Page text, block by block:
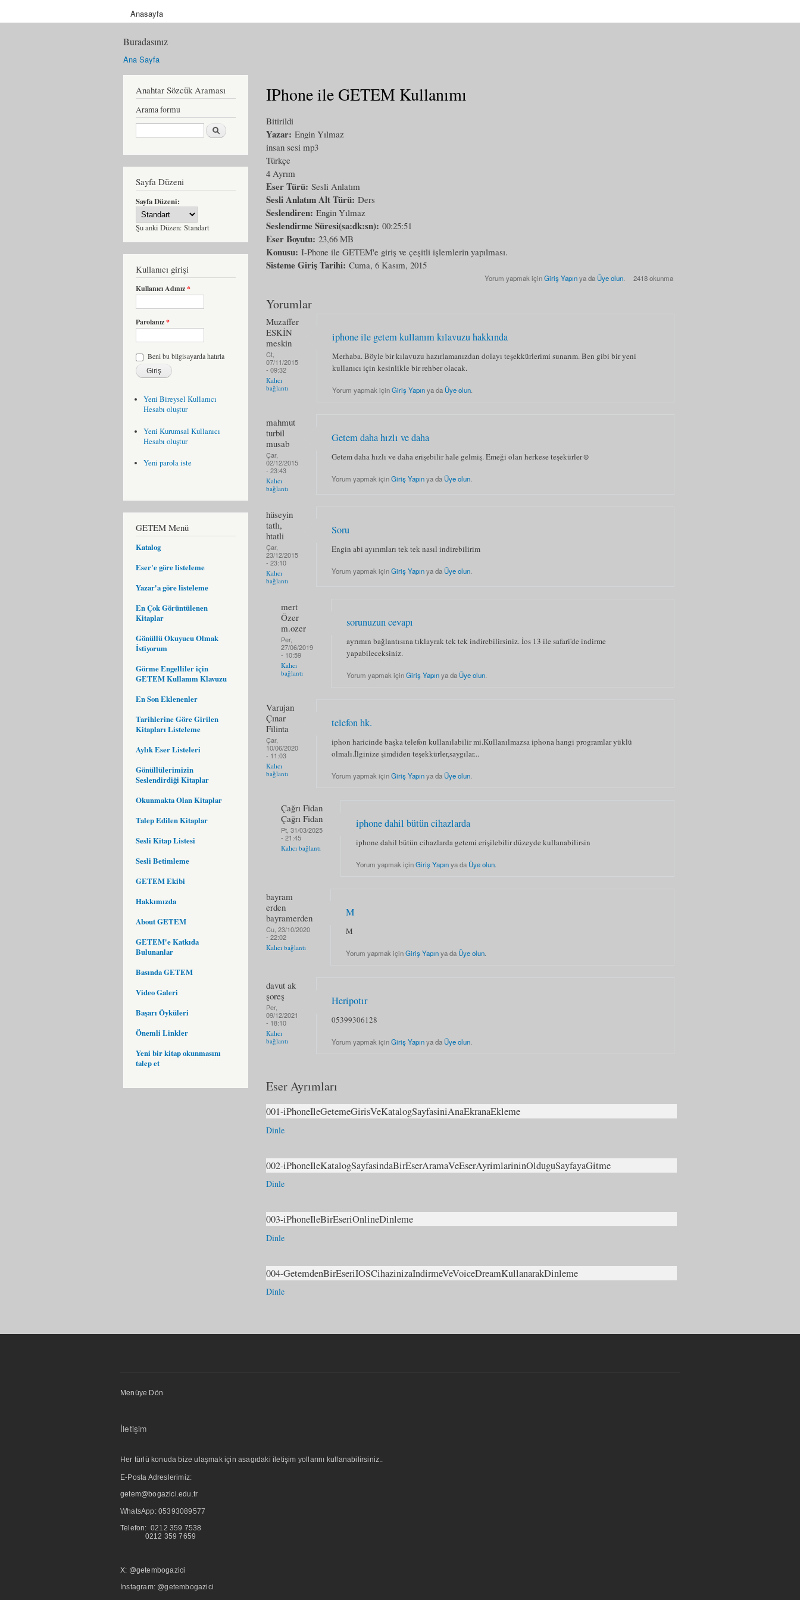
Anasayfa
Buradasınız
Ana Sayfa
Anahtar Sözcük Araması
Arama formu
Ara
Sayfa Düzeni
Sayfa Düzeni:
Şu anki Düzen: Standart
Kullanıcı girişi
Kullanıcı Adınız*
Parolanız*
Beni bu bilgisayarda hatırla
Yeni Bireysel Kullanıcı
Hesabı oluştur
Yeni Kurumsal Kullanıcı
Hesabı oluştur
Yeni parola iste
GETEM Menü
Katalog
Eser'e göre listeleme
Yazar'a göre listeleme
En Çok Görüntülenen
Kitaplar
Gönüllü Okuyucu Olmak
İstiyorum
Görme Engelliler için
GETEM Kullanım Klavuzu
En Son Eklenenler
Tarihlerine Göre Girilen
Kitapları Listeleme
Aylık Eser Listeleri
Gönüllülerimizin
Seslendirdiği Kitaplar
Okunmakta Olan Kitaplar
Talep Edilen Kitaplar
Sesli Kitap Listesi
Sesli Betimleme
GETEM Ekibi
Hakkımızda
About GETEM
GETEM'e Katkıda
Bulunanlar
Basında GETEM
Video Galeri
Başarı Öyküleri
Önemli Linkler
Yeni bir kitap okunmasını
talep et
IPhone ile GETEM Kullanımı
Bitirildi
Yazar: Engin Yılmaz
insan sesi mp3
Türkçe
4 Ayrım
Eser Türü: Sesli Anlatım
Sesli Anlatım Alt Türü: Ders
Seslendiren: Engin Yılmaz
Seslendirme Süresi(sa:dk:sn): 00:25:51
Eser Boyutu: 23,66 MB
Konusu: I-Phone ile GETEM'e giriş ve çeşitli işlemlerin yapılması.
Sisteme Giriş Tarihi: Cuma, 6 Kasım, 2015
Yorum yapmak içinGiriş Yapınya da Üye olun. 2418 okunma
Yorumlar
Muzaffer
ESKİN
meskin
Ct,
07/11/2015
- 09:32
Kalıcı
bağlantı
iphone ile getem kullanım kılavuzu hakkında
Merhaba. Böyle bir kılavuzu hazırlamanızdan dolayı teşekkürlerimi sunarım. Ben gibi bir yeni
kullanıcı için kesinlikle bir rehber olacak.
Yorum yapmak içinGiriş Yapınya da Üye olun
mahmut
turbil
musab
Çar,
02/12/2015
- 23:43
Kalıcı
bağlantı
Getem daha hızlı ve daha
Getem daha hızlı ve daha erişebilir hale gelmiş. Emeği olan herkese teşekürler☺️
Yorum yapmak içinGiriş Yapınya da Üye olun
hüseyin
tatlı,
htatli
Çar,
23/12/2015
- 23:10
Kalıcı
bağlantı
Soru
Engin abi ayırımları tek tek nasıl indirebilirim
Yorum yapmak içinGiriş Yapınya da Üye olun
mert
Özer
m.ozer
Per,
27/06/2019
- 10:59
Kalıcı
bağlantı
sorunuzun cevapı
ayrımın bağlantısına tıklayrak tek tek indirebilirsiniz. İos 13 ile safari'de indirme
yapabileceksiniz.
Yorum yapmak içinGiriş Yapınya da Üye olun
Varujan
Çınar
Filinta
Çar,
10/06/2020
- 11:03
Kalıcı
bağlantı
telefon hk.
iphon haricinde başka telefon kullanılabilir mi.Kullanılmazsa iphona hangi programlar yüklü
olmalı.İlginize şimdiden teşekkürler,saygılar...
Yorum yapmak içinGiriş Yapınya da Üye olun
Çağrı Fidan
Çağrı Fidan
Pt, 31/03/2025
- 21:45
Kalıcı bağlantı
iphone dahil bütün cihazlarda
iphone dahil bütün cihazlarda getemi erişilebilir düzeyde kullanabilirsin
Yorum yapmak içinGiriş Yapınya da Üye olun
bayram
erden
bayramerden
Cu, 23/10/2020
- 22:02
Kalıcı bağlantı
M
M
Yorum yapmak içinGiriş Yapınya da Üye olun
davut ak
şoreş
Per,
09/12/2021
- 18:10
Kalıcı
bağlantı
Heripotır
05399306128
Yorum yapmak içinGiriş Yapınya da Üye olun
Eser Ayrımları
001-iPhoneIleGetemeGirisVeKatalogSayfasiniAnaEkranaEkleme
Dinle
002-iPhoneIleKatalogSayfasindaBirEserAramaVeEserAyrimlarininOlduguSayfayaGitme
Dinle
003-iPhoneIleBirEseriOnlineDinleme
Dinle
004-GetemdenBirEseriIOSCihazinizaIndirmeVeVoiceDreamKullanarakDinleme
Dinle
Menüye Dön
İletişim
Her türlü konuda bize ulaşmak için asagıdaki iletişim yollarını kullanabilirsiniz..
E-Posta Adreslerimiz:
getem@bogazici.edu.tr
WhatsApp: 05393089577
Telefon: 0212 359 7538
0212 359 7659
X: @getembogazici
İnstagram: @getembogazici